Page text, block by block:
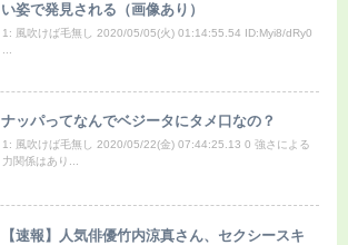
い姿で発見される（画像あり）
1: 風吹けば毛無し 2020/05/05(火) 01:14:55.54 ID:Myi8/dRy0
...
ナッパってなんでベジータにタメ口なの？
1: 風吹けば毛無し 2020/05/22(金) 07:44:25.13 0 強さによる
力関係はあり...
【速報】人気俳優竹内涼真さん、セクシースキ